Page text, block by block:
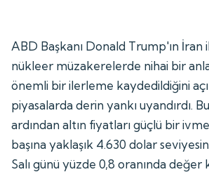
ABD Başkanı Donald Trump'ın İran
nükleer müzakerelerde nihai bir
önemli bir ilerleme kaydedildiğini
piyasalarda derin yankı uyandırdı.
ardından altın fiyatları güçlü bir
başına yaklaşık 4.630 dolar
Salı günü yüzde 0,8 oranında değer